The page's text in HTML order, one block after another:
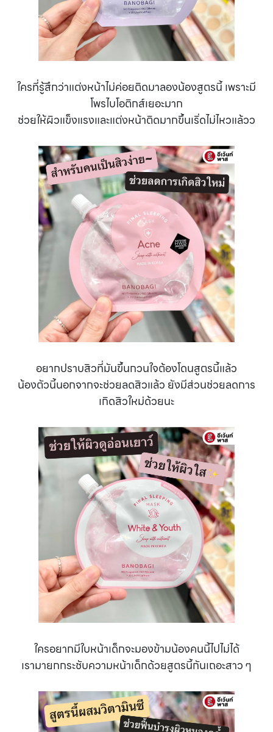
ใครที่รู้สึกว่าแต่งหน้าไม่ค่อยติดมาลองน้องสูตรนี้ เพราะมี
โพรไบโอติกส์เยอะมาก
ช่วยให้ผิวแข็งแรงและแต่งหน้าติดมากขึ้นเริ่ดไม่ไหวแล้วว
อยากปราบสิวที่มันขึ้นกวนใจต้องโดนสูตรนี้แล้ว
น้องตัวนี้นอกจากจะช่วยลดสิวแล้ว ยังมีส่วนช่วยลดการ
เกิดสิวใหม่ด้วยนะ
ใครอยากมีใบหน้าเด็กจะมองข้ามน้องคนนี้ไปไม่ได้
เรามายกกระชับความหน้าเด็กด้วยสูตรนี้กันเถอะสาว ๆ